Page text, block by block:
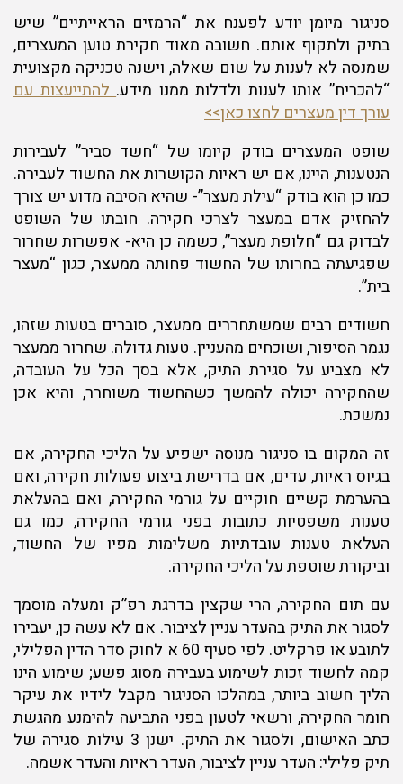
סניגור מיומן יודע לפענח את “הרמזים הראייתיים” שיש
בתיק ולתקוף אותם. חשובה מאוד חקירת טוען המעצרים,
שמנסה לא לענות על שום שאלה, וישנה טכניקה מקצועית
“להכריח” אותו לענות ולדלות ממנו מידע.להתייעצות עם
עורך דין מעצרים לחצו כאן>>
שופט המעצרים בודק קיומו של “חשד סביר” לעבירות
הנטענות, היינו, אם יש ראיות הקושרות את החשוד לעבירה.
כמו כן הוא בודק “עילת מעצר”- שהיא הסיבה מדוע יש צורך
להחזיק אדם במעצר לצרכי חקירה. חובתו של השופט
לבדוק גם “חלופת מעצר”, כשמה כן היא- אפשרות שחרור
שפגיעתה בחרותו של החשוד פחותה ממעצר, כגון “מעצר
בית”.
חשודים רבים שמשתחררים ממעצר, סוברים בטעות שזהו,
נגמר הסיפור, ושוכחים מהעניין. טעות גדולה. שחרור ממעצר
לא מצביע על סגירת התיק, אלא בסך הכל על העובדה,
שהחקירה יכולה להמשך כשהחשוד משוחרר, והיא אכן
נמשכת.
זה המקום בו סניגור מנוסה ישפיע על הליכי החקירה, אם
בגיוס ראיות, עדים, אם בדרישת ביצוע פעולות חקירה, ואם
בהערמת קשיים חוקיים על גורמי החקירה, ואם בהעלאת
טענות משפטיות כתובות בפני גורמי החקירה, כמו גם
העלאת טענות עובדתיות משלימות מפיו של החשוד,
וביקורת שוטפת על הליכי החקירה.
עם תום החקירה, הרי שקצין בדרגת רפ”ק ומעלה מוסמך
לסגור את התיק בהעדר עניין לציבור. אם לא עשה כן, יעבירו
לתובע או פרקליט. לפי סעיף 60 א לחוק סדר הדין הפלילי,
קמה לחשוד זכות לשימוע בעבירה מסוג פשע; שימוע הינו
הליך חשוב ביותר, במהלכו הסניגור מקבל לידיו את עיקר
חומר החקירה, ורשאי לטעון בפני התביעה להימנע מהגשת
כתב האישום, ולסגור את התיק. ישנן 3 עילות סגירה של
תיק פלילי: העדר עניין לציבור, העדר ראיות והעדר אשמה.